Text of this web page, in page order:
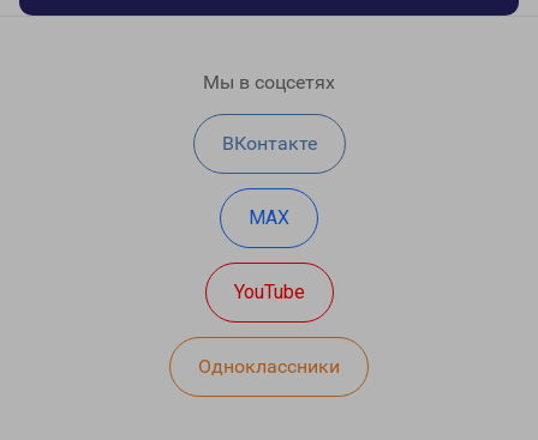
Мы в соцсетях
ВКонтакте
MAX
YouTube
Одноклассники